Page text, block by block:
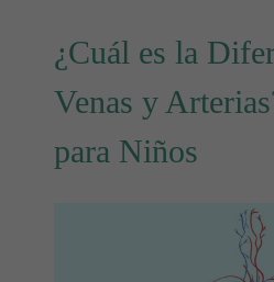
¿Cuál es la
Venas y
para Niños